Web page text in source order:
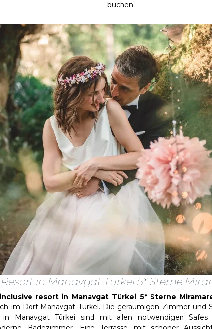
buchen.
in Manavgat Türkei 5* Sterne
resort in Manavgat Türkei 5* Sterne
im Dorf Manavgat Türkei. Die geräumigen Zimmer und
in Manavgat Türkei sind mit allen notwendigen Safes